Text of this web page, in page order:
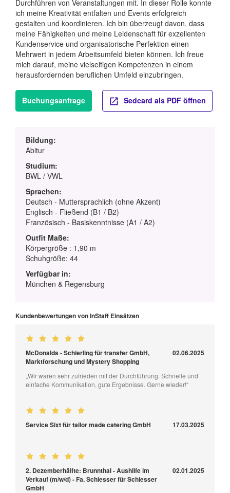
Durchführen von Veranstaltungen mit. In dieser Rolle konnte
ich meine Kreativität entfalten und Events erfolgreich
gestalten und koordinieren. Ich bin überzeugt davon, dass
meine Fähigkeiten und meine Leidenschaft für exzellenten
Kundenservice und organisatorische Perfektion einen
Mehrwert in jedem Arbeitsumfeld bieten können. Ich freue
mich darauf, meine vielseitigen Kompetenzen in einem
herausfordernden beruflichen Umfeld einzubringen.
Buchungsanfrage Sedcard als PDF öffnen
Bildung:
Abitur
Studium:
BWL / VWL
Sprachen:
Deutsch - Muttersprachlich (ohne Akzent)
Englisch - Fließend (B1 / B2)
Französisch - Basiskenntnisse (A1 / A2)
Outfit Maße:
Körpergröße : 1,90 m
Schuhgröße: 44
Verfügbar in:
München & Regensburg
Kundenbewertungen von InStaff Einsätzen
McDonalds - Schierling für transfer GmbH,
Marktforschung und Mystery Shopping
02.06.2025
„Wir waren sehr zufrieden mit der Durchführung. Schnelle und
einfache Kommunikation, gute Ergebnisse. Gerne wieder!“
Service Sixt für tailor made catering GmbH 17.03.2025
2. Dezemberhälfte: Brunnthal - Aushilfe im
Verkauf (m/w/d) - Fa. Schiesser für Schiesser
GmbH
02.01.2025